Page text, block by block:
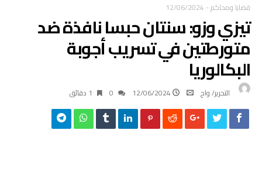
قضايا ومحاكم-
12/06/2024
تيزي وزو: سنتان حبسا نافذة ضد
متورطتين في تسريب أجوبة
البكالوريا
التحرير/ واج 12/06/2024 1 ‫دقائق‬